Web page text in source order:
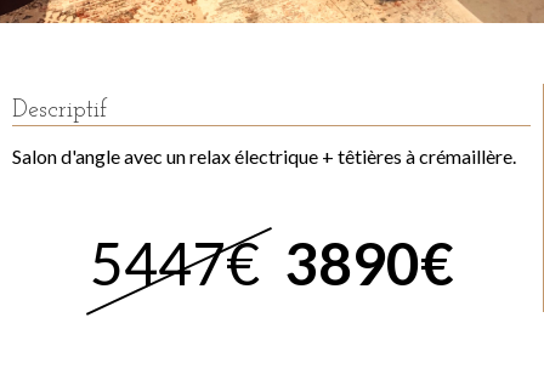
Descriptif
Salon d'angle avec un relax électrique + têtières à crémaillère.
5447€ 3890€